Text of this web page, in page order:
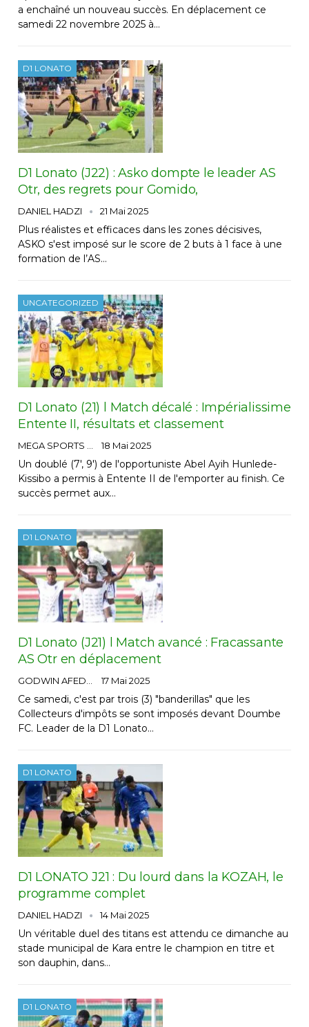
a enchaîné un nouveau succès. En déplacement ce
samedi 22 novembre 2025 à…
D1 LONATO
D1 Lonato (J22) : Asko dompte le leader AS
Otr, des regrets pour Gomido,
DANIEL HADZI 21 Mai 2025
Plus réalistes et efficaces dans les zones décisives,
ASKO s'est imposé sur le score de 2 buts à 1 face à une
formation de l’AS…
UNCATEGORIZED
D1 Lonato (21) l Match décalé : Impérialissime
Entente II, résultats et classement
MEGA SPORTS 18 Mai 2025
Un doublé (7', 9') de l'opportuniste Abel Ayih Hunlede-
Kissibo a permis à Entente II de l'emporter au finish. Ce
succès permet aux…
D1 LONATO
D1 Lonato (J21) l Match avancé : Fracassante
AS Otr en déplacement
17 Mai 2025
Ce samedi, c'est par trois (3) "banderillas" que les
Collecteurs d'impôts se sont imposés devant Doumbe
FC. Leader de la D1 Lonato…
D1 LONATO
D1 LONATO J21 : Du lourd dans la KOZAH, le
programme complet
DANIEL HADZI 14 Mai 2025
Un véritable duel des titans est attendu ce dimanche au
stade municipal de Kara entre le champion en titre et
son dauphin, dans…
D1 LONATO